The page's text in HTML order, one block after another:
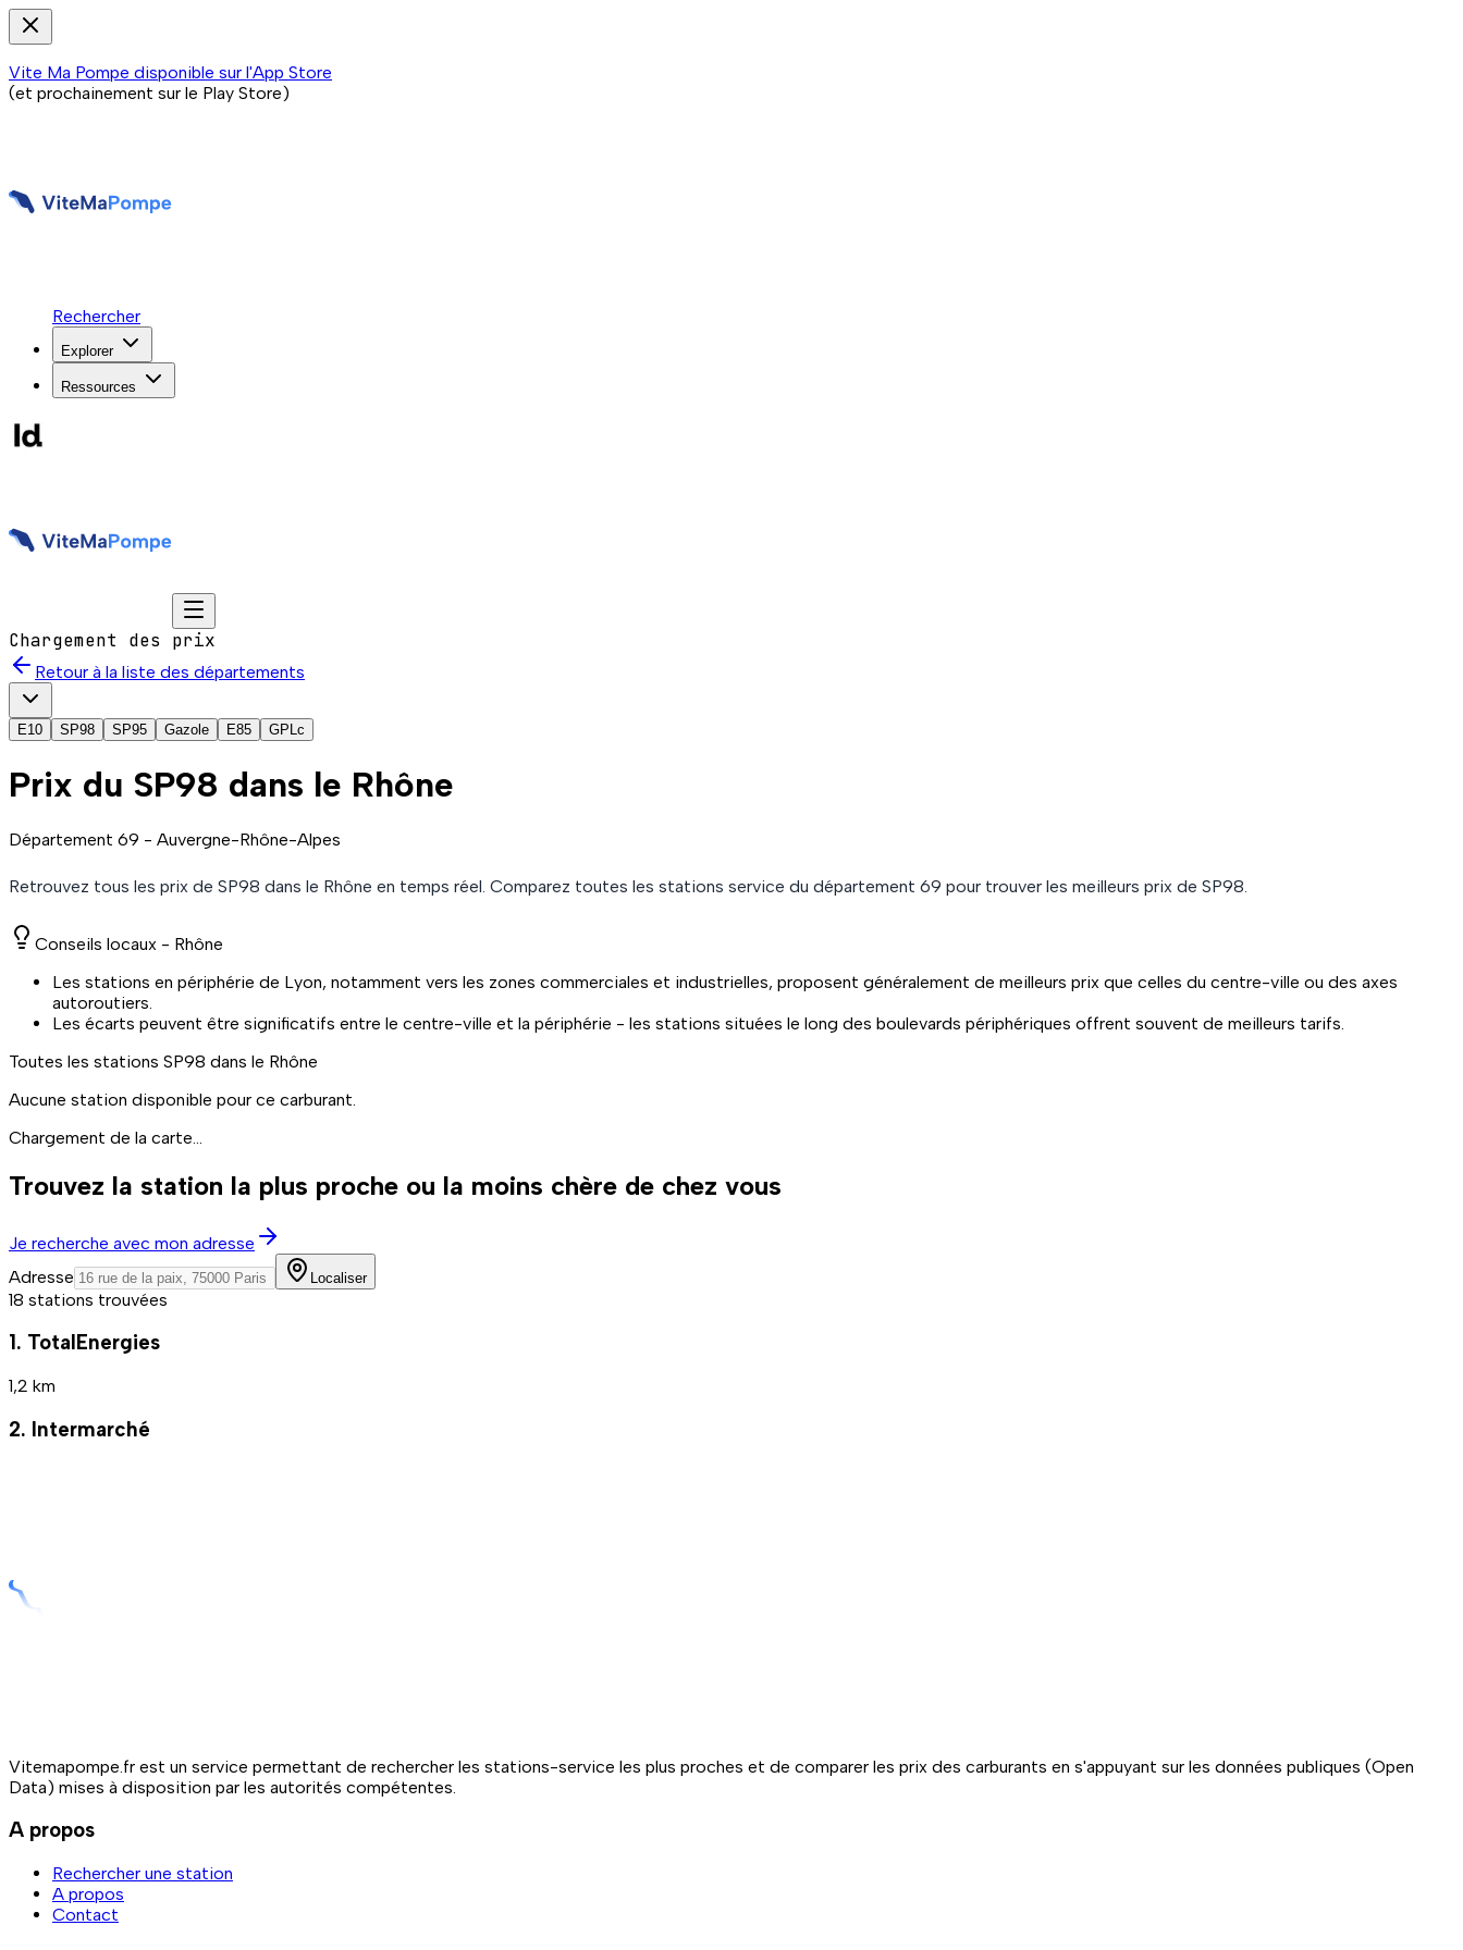
Vite Ma Pompe disponible sur l'App Store
(et prochainement sur le Play Store)
Rechercher
Explorer
Ressources
Chargement des prix
Retour à la liste des départements
E10 SP98 SP95 Gazole E85 GPLc
Prix du SP98 dans le Rhône
Département 69 - Auvergne-Rhône-Alpes
Retrouvez tous les prix de SP98 dans le Rhône en temps réel. Comparez toutes les stations service du département 69 pour trouver les meilleurs prix de SP98.
Conseils locaux - Rhône
Les stations en périphérie de Lyon, notamment vers les zones commerciales et industrielles, proposent généralement de meilleurs prix que celles du centre-ville ou des axes
autoroutiers.
Les écarts peuvent être significatifs entre le centre-ville et la périphérie - les stations situées le long des boulevards périphériques offrent souvent de meilleurs tarifs.
Toutes les stations SP98 dans le Rhône
Aucune station disponible pour ce carburant.
Chargement de la carte...
Trouvez la station la plus proche ou la moins chère de chez vous
Je recherche avec mon adresse
Adresse
Localiser
18 stations trouvées
1. TotalEnergies
1,2 km
2. Intermarché
Vitemapompe.fr est un service permettant de rechercher les stations-service les plus proches et de comparer les prix des carburants en s'appuyant sur les données publiques (Open
Data) mises à disposition par les autorités compétentes.
A propos
Rechercher une station
A propos
Contact